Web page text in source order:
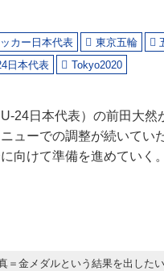
カー日本代表 東京五輪
日本代表 Tokyo2020
24日本代表）の前田大
ューでの調整が続いてい
向けて準備を進めていく。
＝金メダルという結果を出した